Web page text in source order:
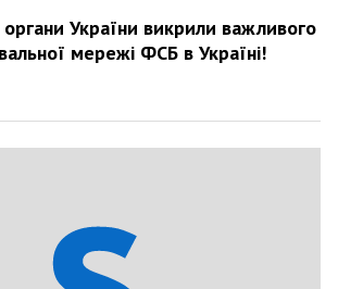
України викрили важливого
мережі ФСБ в Україні!